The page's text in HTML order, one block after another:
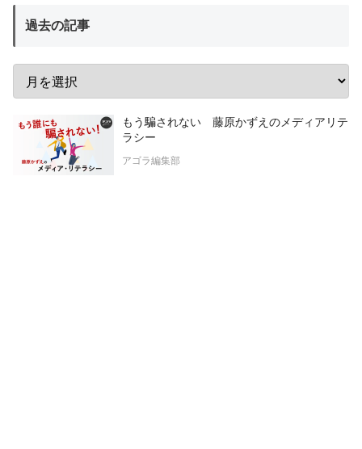
過去の記事
もう騙されない 藤原かずえのメディアリテ
ラシー
アゴラ編集部